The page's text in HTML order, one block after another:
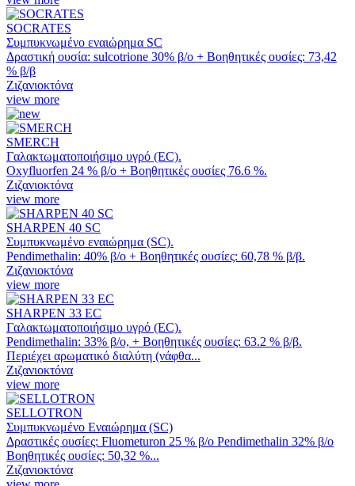
SOCRATES
Συμπυκνωμένο εναιώρημα SC
Δραστική ουσία: sulcotrione 30% β/ο + Βοηθητικές ουσίες: 73,42
% β/β
Ζιζανιοκτόνα
view more
SMERCH
Γαλακτωματοποιήσιμο υγρό (EC).
Oxyfluorfen 24 % β/ο + Βοηθητικές ουσίες 76.6 %.
Ζιζανιοκτόνα
view more
SHARPEN 40 SC
Συμπυκνωμένο εναιώρημα (SC).
Pendimethalin: 40% β/ο + Βοηθητικές ουσίες: 60,78 % β/β.
Ζιζανιοκτόνα
view more
SHARPEN 33 EC
Γαλακτωματοποιήσιμο υγρό (ΕC).
Pendimethalin: 33% β/ο, + Βοηθητικές ουσίες: 63.2 % β/β.
Περιέχει αρωματικό διαλύτη (νάφθα...
Ζιζανιοκτόνα
view more
SELLOTRON
Συμπυκνωμένο Εναιώρημα (SC)
Δραστικές ουσίες: Fluometuron 25 % β/ο Pendimethalin 32% β/ο
Βοηθητικές ουσίες: 50,32 %...
Ζιζανιοκτόνα